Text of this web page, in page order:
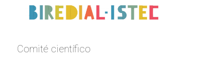
Comité científico